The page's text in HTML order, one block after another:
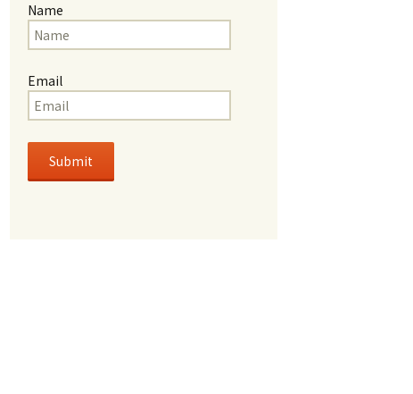
Name
Email